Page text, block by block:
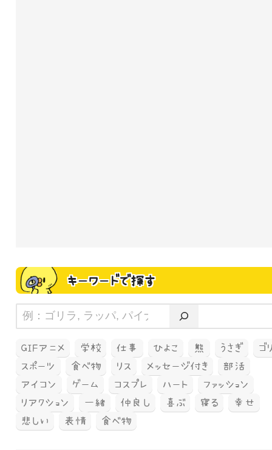
キーワードで探す
GIFアニメ 学校 仕事 ひよこ 熊 うさぎ
ゴ
スポーツ
食べ物 リス メッセージ付き
部活
アイコン
ゲーム コスプレ ハート
ファッション
リアクション
一緒 仲良し 喜ぶ 寝る
幸せ
悲しい
表情 食べ物